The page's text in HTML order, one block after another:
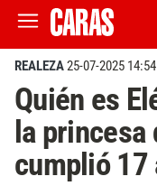
REALEZA25-07-2025 14:54
Quién es
la princesa
cumplió 17